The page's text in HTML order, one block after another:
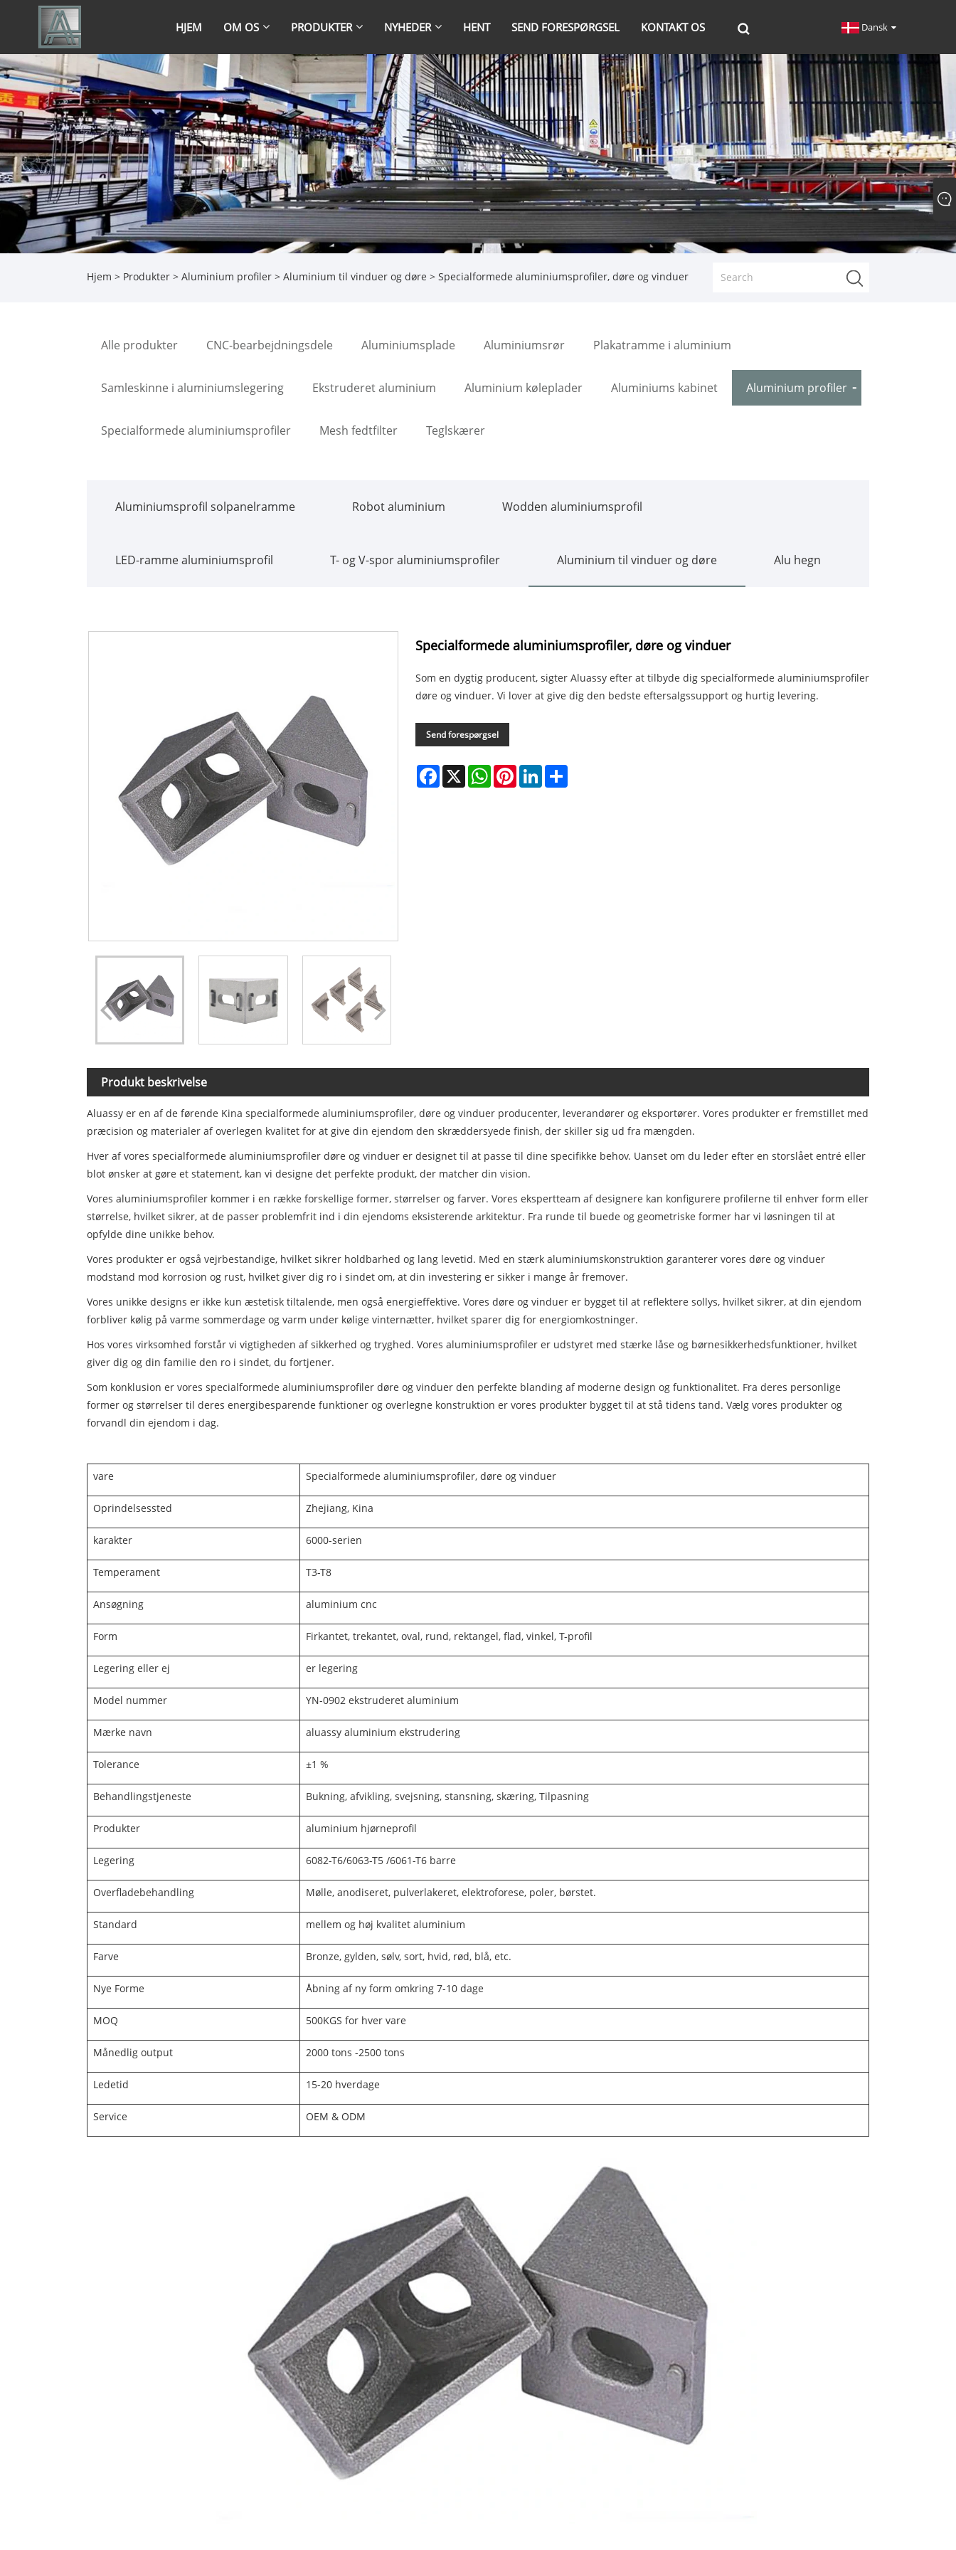
HJEM OM OS PRODUKTER NYHEDER HENT SEND FORESPØRGSEL KONTAKT OS Dansk
Hjem > Produkter > Aluminium profiler > Aluminium til vinduer og døre > Specialformede aluminiumsprofiler, døre og vinduer
Alle produkter CNC-bearbejdningsdele Aluminiumsplade Aluminiumsrør Plakatramme i aluminium
Samleskinne i aluminiumslegering Ekstruderet aluminium Aluminium køleplader Aluminiums kabinet Aluminium profiler
Specialformede aluminiumsprofiler Mesh fedtfilter Teglskærer
Aluminiumsprofil solpanelramme Robot aluminium Wodden aluminiumsprofil
LED-ramme aluminiumsprofil T- og V-spor aluminiumsprofiler Aluminium til vinduer og døre Alu hegn
Specialformede aluminiumsprofiler, døre og vinduer
Som en dygtig producent, sigter Aluassy efter at tilbyde dig specialformede aluminiumsprofiler
døre og vinduer. Vi lover at give dig den bedste eftersalgssupport og hurtig levering.
Send forespørgsel
Facebook
X WhatsAppPinterestLinkedIn
Produkt beskrivelse
Aluassy er en af ​​de førende Kina specialformede aluminiumsprofiler, døre og vinduer producenter, leverandører og eksportører. Vores produkter er fremstillet med
præcision og materialer af overlegen kvalitet for at give din ejendom den skræddersyede finish, der skiller sig ud fra mængden.
Hver af vores specialformede aluminiumsprofiler døre og vinduer er designet til at passe til dine specifikke behov. Uanset om du leder efter en storslået entré eller
blot ønsker at gøre et statement, kan vi designe det perfekte produkt, der matcher din vision.
Vores aluminiumsprofiler kommer i en række forskellige former, størrelser og farver. Vores ekspertteam af designere kan konfigurere profilerne til enhver form eller
størrelse, hvilket sikrer, at de passer problemfrit ind i din ejendoms eksisterende arkitektur. Fra runde til buede og geometriske former har vi løsningen til at
opfylde dine unikke behov.
Vores produkter er også vejrbestandige, hvilket sikrer holdbarhed og lang levetid. Med en stærk aluminiumskonstruktion garanterer vores døre og vinduer
modstand mod korrosion og rust, hvilket giver dig ro i sindet om, at din investering er sikker i mange år fremover.
Vores unikke designs er ikke kun æstetisk tiltalende, men også energieffektive. Vores døre og vinduer er bygget til at reflektere sollys, hvilket sikrer, at din ejendom
forbliver kølig på varme sommerdage og varm under kølige vinternætter, hvilket sparer dig for energiomkostninger.
Hos vores virksomhed forstår vi vigtigheden af ​​sikkerhed og tryghed. Vores aluminiumsprofiler er udstyret med stærke låse og børnesikkerhedsfunktioner, hvilket
giver dig og din familie den ro i sindet, du fortjener.
Som konklusion er vores specialformede aluminiumsprofiler døre og vinduer den perfekte blanding af moderne design og funktionalitet. Fra deres personlige
former og størrelser til deres energibesparende funktioner og overlegne konstruktion er vores produkter bygget til at stå tidens tand. Vælg vores produkter og
forvandl din ejendom i dag.
vare Specialformede aluminiumsprofiler, døre og vinduer
Oprindelsessted Zhejiang, Kina
karakter 6000-serien
Temperament T3-T8
Ansøgning aluminium cnc
Form Firkantet, trekantet, oval, rund, rektangel, flad, vinkel, T-profil
Legering eller ej er legering
Model nummer YN-0902 ekstruderet aluminium
Mærke navn aluassy aluminium ekstrudering
Tolerance ±1 %
Behandlingstjeneste Bukning, afvikling, svejsning, stansning, skæring, Tilpasning
Produkter aluminium hjørneprofil
Legering 6082-T6/6063-T5 /6061-T6 barre
Overfladebehandling Mølle, anodiseret, pulverlakeret, elektroforese, poler, børstet.
Standard mellem og høj kvalitet aluminium
Farve Bronze, gylden, sølv, sort, hvid, rød, blå, etc.
Nye Forme Åbning af ny form omkring 7-10 dage
MOQ 500KGS for hver vare
Månedlig output 2000 tons -2500 tons
Ledetid 15-20 hverdage
Service OEM & ODM